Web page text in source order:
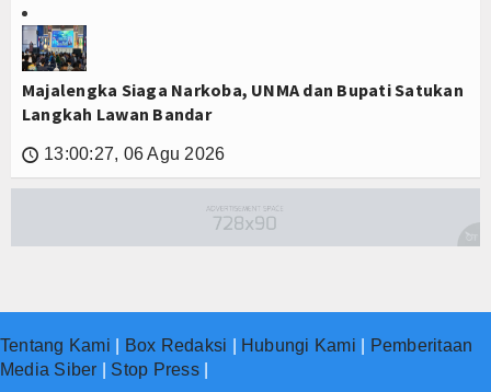
Majalengka Siaga Narkoba, UNMA dan Bupati Satukan
Langkah Lawan Bandar
🕔 13:00:27, 06 Agu 2026
Tentang Kami Box Redaksi Hubungi Kami
Pemberitaan
Media Siber
Stop Press|